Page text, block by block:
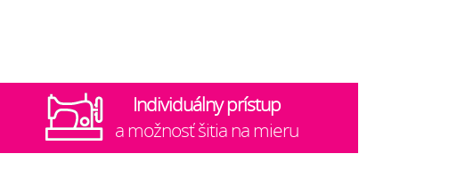
Individuálny prístup
a možnosť šitia na mieru